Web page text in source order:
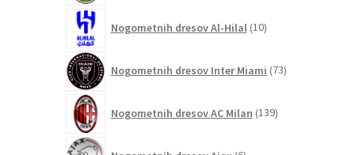
Nogometnih dresov Al-Hilal 10izdelkov
Nogometnih dresov Inter Miami 73izdelkov
Nogometnih dresov AC Milan 139izdelkov